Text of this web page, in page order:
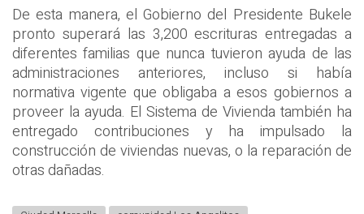
De esta manera, el Gobierno del Presidente Bukele
pronto superará las 3,200 escrituras entregadas a
diferentes familias que nunca tuvieron ayuda de las
administraciones anteriores, incluso si había
normativa vigente que obligaba a esos gobiernos a
proveer la ayuda. El Sistema de Vivienda también ha
entregado contribuciones y ha impulsado la
construcción de viviendas nuevas, o la reparación de
otras dañadas.